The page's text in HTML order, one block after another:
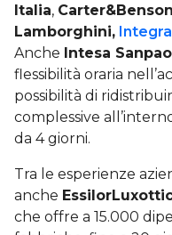
Italia, Carter&Benson
Lamborghini,
Anche Intesa
flessibilità oraria
possibilità di
complessive
da 4 giorni.
Tra le esperienze
anche
che offre a 15.000